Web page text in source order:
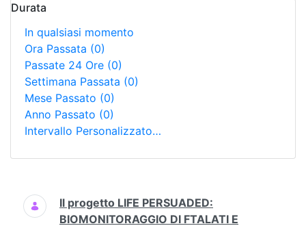
Durata
In qualsiasi momento
Ora Passata (0)
Passate 24 Ore (0)
Settimana Passata (0)
Mese Passato (0)
Anno Passato (0)
Intervallo Personalizzato…
Ricerca
Il progetto LIFE PERSUADED:
BIOMONITORAGGIO DI FTALATI E